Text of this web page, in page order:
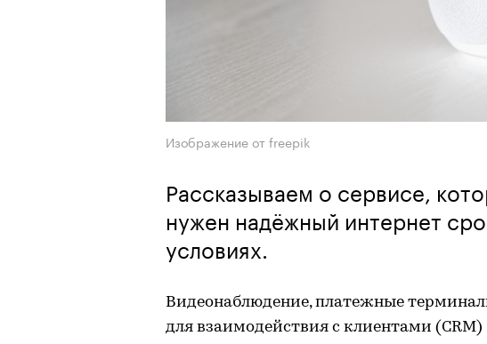
Изображение от freepik
Рассказываем о сервисе,
нужен надёжный интернет
условиях.
Видеонаблюдение, платежные
для взаимодействия с клиентами